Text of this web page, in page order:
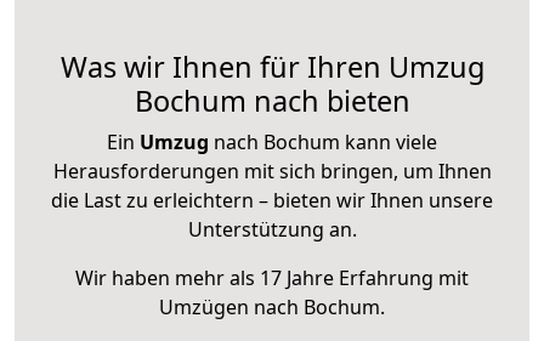
Was wir Ihnen für Ihren Umzug
Bochum nach bieten
Ein Umzug nach Bochum kann viele
Herausforderungen mit sich bringen, um Ihnen
die Last zu erleichtern – bieten wir Ihnen unsere
Unterstützung an.
Wir haben mehr als 17 Jahre Erfahrung mit
Umzügen nach Bochum.